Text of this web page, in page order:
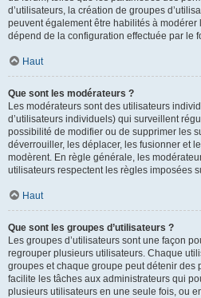
d’utilisateurs, la création de groupes
peuvent également être habilités à modérer
dépend de la configuration effectuée par le
Haut
Que sont les modérateurs ?
Les modérateurs sont des utilisateurs
d’utilisateurs individuels) qui surveillent
possibilité de modifier ou de supprimer les
déverrouiller, les déplacer, les fusionner et
modèrent. En règle générale, les
utilisateurs respectent les règles imposées
Haut
Que sont les groupes d’utilisateurs ?
Les groupes d’utilisateurs sont une façon
regrouper plusieurs utilisateurs. Chaque
groupes et chaque groupe peut détenir des
facilite les tâches aux administrateurs qui
plusieurs utilisateurs en une seule fois, ou